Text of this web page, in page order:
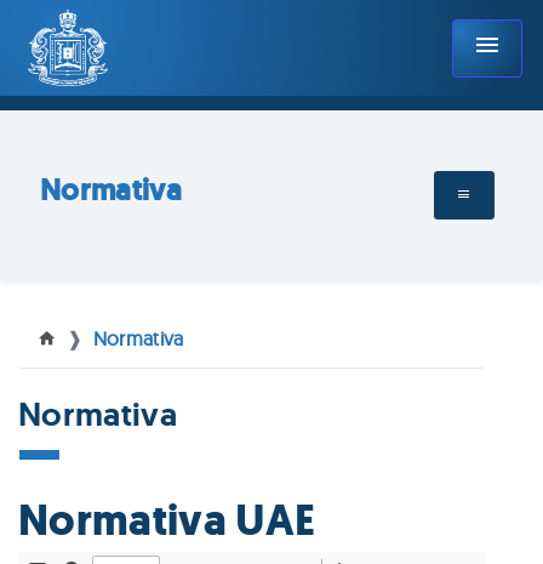
menu
Normativa
Normativa
Normativa
Normativa UAE